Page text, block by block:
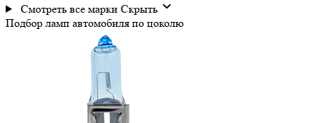
Смотреть все марки Скрыть
Подбор ламп автомобиля по цоколю